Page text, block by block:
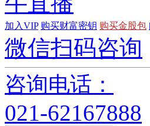
加入VIP 购买财富密钥 购买金股包
微信扫码咨询
咨询电话：
021-62167888